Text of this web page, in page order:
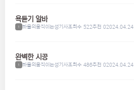
욕듣기 알바
1 하울의움직이는성기사조회수 522추천 02024.04.24
완벽한 시공
1 하울의움직이는성기사조회수 486추천 02024.04.24